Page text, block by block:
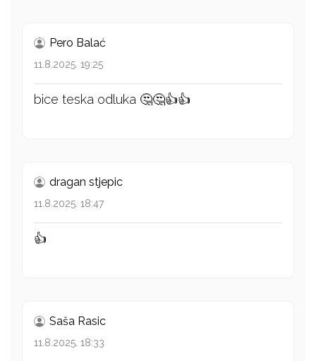
Pero Balać
11.8.2025. 19:25
bice teska odluka 🤔🤔👍👍
dragan stjepic
11.8.2025. 18:47
👍
Saša Rasic
11.8.2025. 18:33